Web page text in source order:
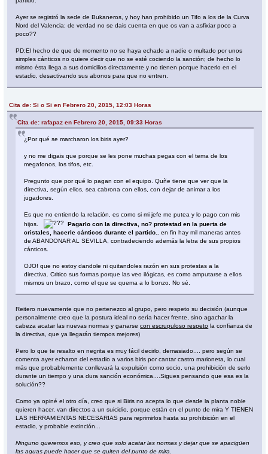
Ayer se registró la sede de Bukaneros, y hoy han prohibido un Tifo a los de la Curva
Nord del Valencia; de verdad no se dais cuenta en que os van a asfixiar poco a
poco??
PD:El hecho de que de momento no se haya echado a nadie o multado por unos
simples cánticos no quiere decir que no se esté cociendo la sanción; de hecho lo
mismo ésta llega a sus domicilios directamente y no tienen porque hacerlo en el
estadio, desactivando sus abonos para que no entren.
Cita de: Si o Si en Febrero 20, 2015, 12:03 Horas
Cita de: rafapaz en Febrero 20, 2015, 09:33 Horas
¿Por qué se marcharon los biris ayer?
y no me digais que porque se les pone muchas pegas con el tema de los
megafonos, los tifos, etc.
Pregunto que por qué lo pagan con el equipo. Quñe tiene que ver que la
directiva, según ellos, sea cabrona con ellos, con dejar de animar a los
jugadores.
Es que no entiendo la relación, es como si mi jefe me putea y lo pago con mis
hijos.
Pagarlo con la directiva, no? protestad en la puerta de
cristales, hacerle cánticos durante el partido..en fin hay mil maneras antes
de ABANDONAR AL SEVILLA, contradeciendo además la letra de sus propios
cánticos.
OJO! que no estoy dandole ni quitandoles razón en sus protestas a la
directiva. Critico sus formas porque las veo ilógicas, es como amputarse a ellos
mismos un brazo, como el que se quema a lo bonzo. No sé.
Reitero nuevamente que no pertenezco al grupo, pero respeto su decisión (aunque
personalmente creo que la postura ideal no sería hacer frente, sino agachar la
cabeza acatar las nuevas normas y ganarsecon escrupuloso respeto la confianza de
la directiva, que ya llegarán tiempos mejores)
Pero lo que te resalto en negrita es muy fácil decirlo, demasiado.... pero según se
comenta ayer echaron del estadio a varios biris por cantar castro marioneta, lo cual
más que probablemente conllevará la expulsión como socio, una prohibición de serlo
durante un tiempo y una dura sanción económica....Sigues pensando que esa es la
solución??
Como ya opiné el otro día, creo que si Biris no acepta lo que desde la planta noble
quieren hacer, van directos a un suicidio, porque están en el punto de mira Y TIENEN
LAS HERRAMIENTAS NECESARIAS para reprimirlos hasta su prohibición en el
estadio, y probable extinción...
Ninguno queremos eso, y creo que solo acatar las normas y dejar que se apacigüen
las aguas puede hacer que se quiten del punto de mira.